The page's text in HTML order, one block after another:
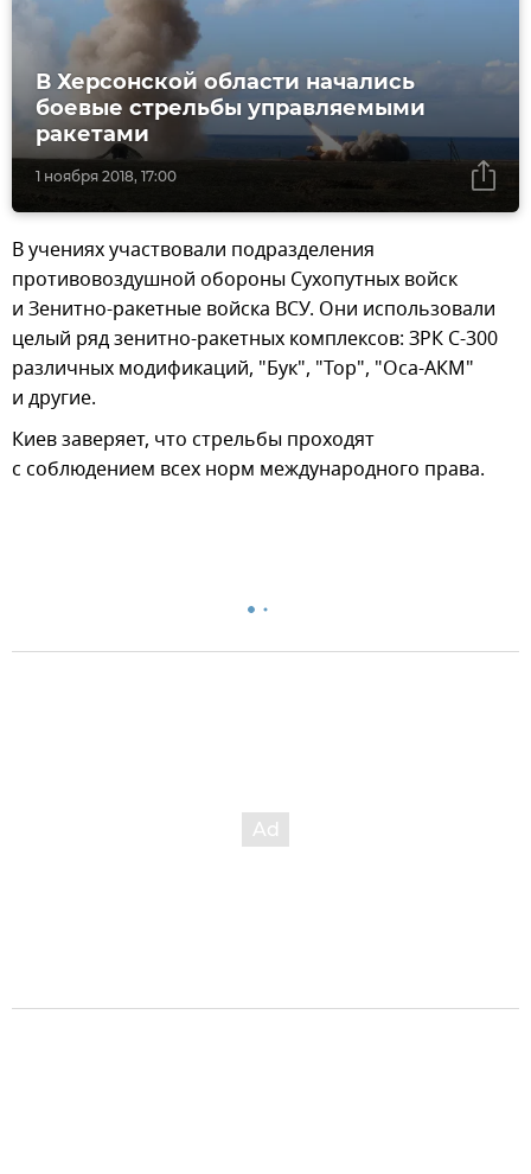
1 ноября 2018, 17:00
В Херсонской области начались
боевые стрельбы управляемыми
ракетами
В учениях участвовали подразделения
противовоздушной обороны Сухопутных войск
и Зенитно-ракетные войска ВСУ. Они использовали
целый ряд зенитно-ракетных комплексов: ЗРК С-300
различных модификаций, "Бук", "Тор", "Оса-АКМ"
и другие.
Киев заверяет, что стрельбы проходят
с соблюдением всех норм международного права.